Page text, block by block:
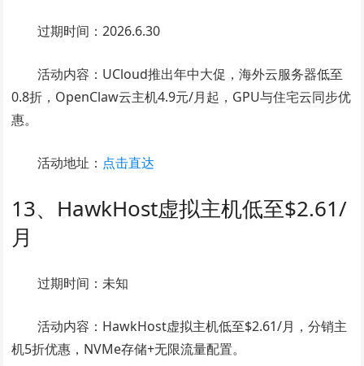
过期时间：2026.6.30
活动内容：UCloud推出年中大促，海外云服务器低至
0.8折，OpenClaw云主机4.9元/月起，GPU与住宅云同步优
惠。
活动地址： 点击直达
13、HawkHost虚拟主机低至$2.61/
月
过期时间：未知
活动内容：HawkHost虚拟主机低至$2.61/月，分销主
机5折优惠，NVMe存储+无限流量配置。